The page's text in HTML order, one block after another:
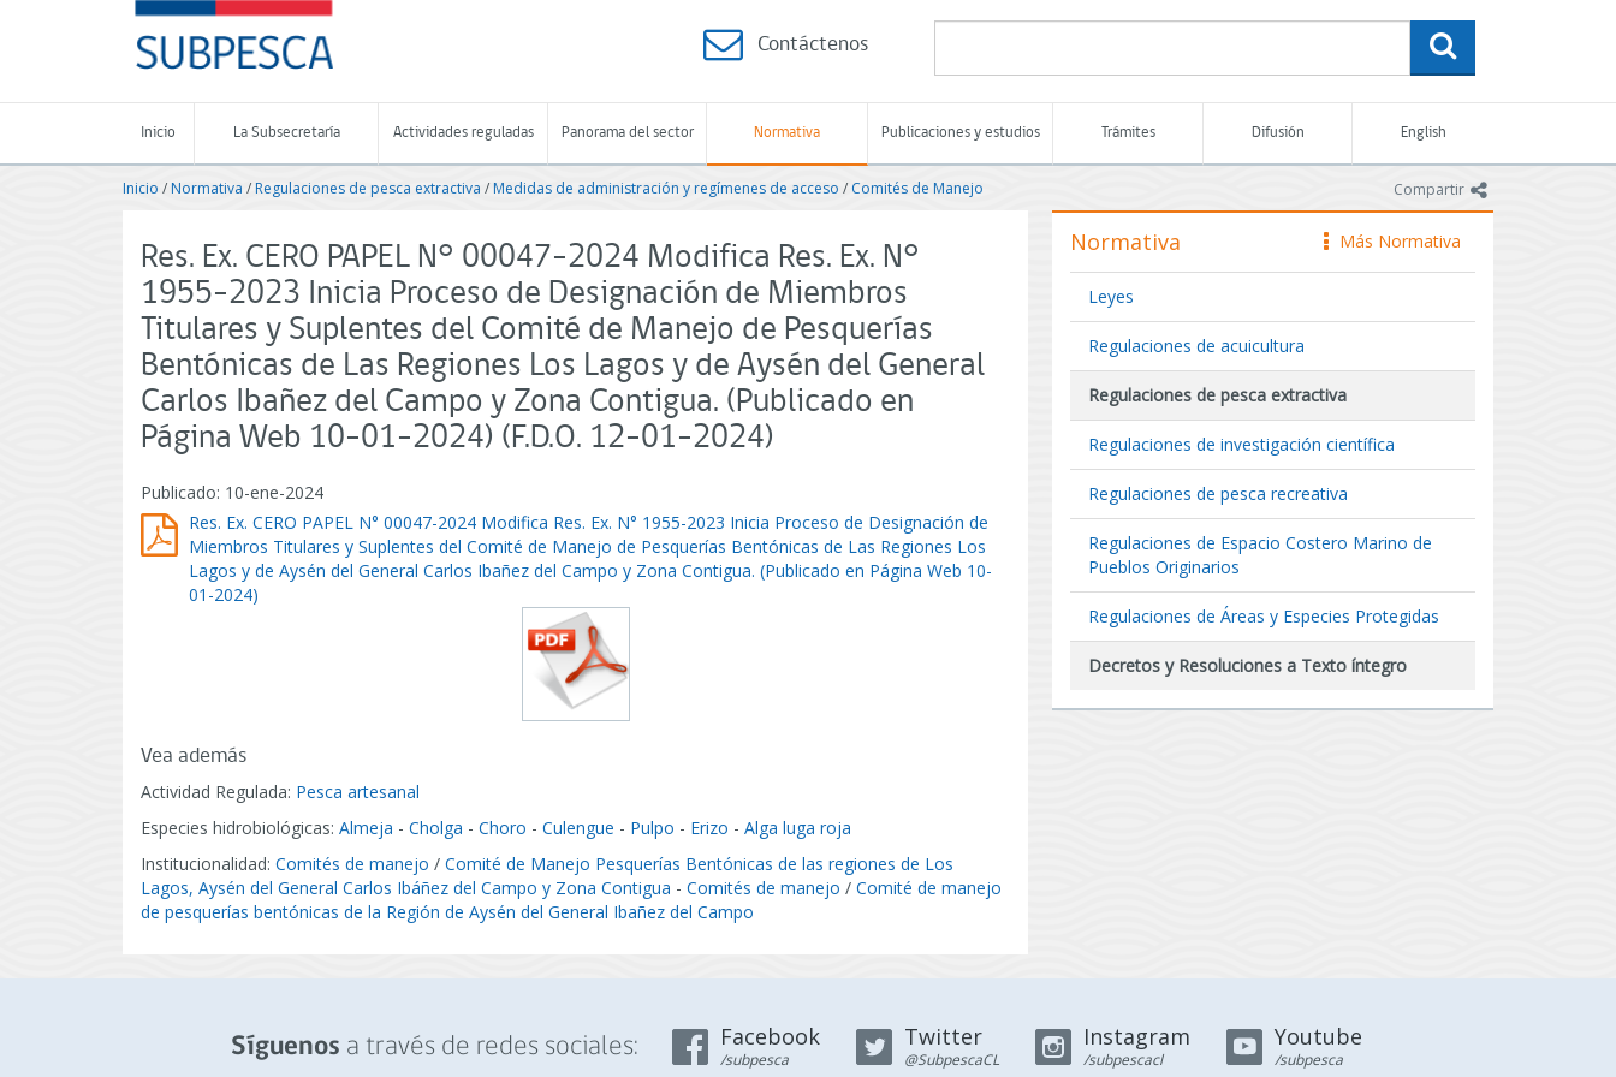
-
Subsecretaría
de
Pesca
Acuicultura
-
de
Chile
Contáctenos
Inicio La Subsecretaría Actividades reguladas Panorama del sector Normativa Publicaciones y estudios Trámites Difusión English
Compartir icono
Inicio /Normativa / Regulaciones de pesca extractiva /Medidas de administración y regímenes de acceso / Comités de Manejo
Res. Ex. CERO PAPEL N° 00047-2024 Modifica Res. Ex. N°
1955-2023 Inicia Proceso de Designación de Miembros
Titulares y Suplentes del Comité de Manejo de Pesquerías
Bentónicas de Las Regiones Los Lagos y de Aysén del General
Carlos Ibañez del Campo y Zona Contigua. (Publicado en
Página Web 10-01-2024) (F.D.O. 12-01-2024)
Publicado: 10-ene-2024
Res. Ex. CERO PAPEL N° 00047-2024 Modifica Res. Ex. N° 1955-2023 Inicia Proceso de Designación de
Miembros Titulares y Suplentes del Comité de Manejo de Pesquerías Bentónicas de Las Regiones Los
Lagos y de Aysén del General Carlos Ibañez del Campo y Zona Contigua. (Publicado en Página Web 10-
01-2024)
Vea además
Actividad Regulada: Pesca artesanal
Especies hidrobiológicas: Almeja - Cholga - Choro - Culengue - Pulpo - Erizo - Alga luga roja
Institucionalidad: Comités de manejo / Comité de Manejo Pesquerías Bentónicas de las regiones de Los
Lagos, Aysén del General Carlos Ibáñez del Campo y Zona Contigua - Comités de manejo / Comité de manejo
de pesquerías bentónicas de la Región de Aysén del General Ibañez del Campo
icono
Más Normativa
Normativa
Leyes
Regulaciones de acuicultura
Regulaciones de pesca extractiva
Regulaciones de investigación científica
Regulaciones de pesca recreativa
Regulaciones de Espacio Costero Marino de
Pueblos Originarios
Regulaciones de Áreas y Especies Protegidas
Decretos y Resoluciones a Texto íntegro
Síguenos a través de redes sociales: Facebook
/subpesca
Twitter
@SubpescaCL
Instagram
/subpescacl
Youtube
/subpesca